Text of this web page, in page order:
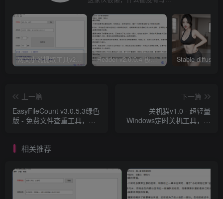
网文小说提取工具v2.10.02 可以自动下载小说 从此不再花钱看小说 Reader v2.0.0.4 极简小说阅读器支持导入在线及离线书源
上一篇
EasyFileCount v3.0.5.3绿色
版 - 免费文件查重工具，支
下一篇
关机猫v1.0 - 超轻量
Windows定时关机工具，支
相关推荐